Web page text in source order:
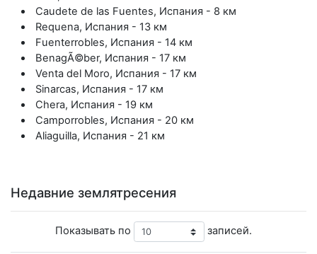
Caudete de las Fuentes, Испания - 8 км
Requena, Испания - 13 км
Fuenterrobles, Испания - 14 км
BenagÃ©ber, Испания - 17 км
Venta del Moro, Испания - 17 км
Sinarcas, Испания - 17 км
Chera, Испания - 19 км
Camporrobles, Испания - 20 км
Aliaguilla, Испания - 21 км
Недавние землятресения
Показывать по записей.